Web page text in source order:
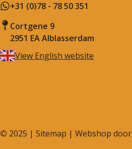
+31 (0)78 - 78 50 351
Cortgene 9
2951 EA Alblasserdam
View English website
© 2025 | Sitemap | Webshop door